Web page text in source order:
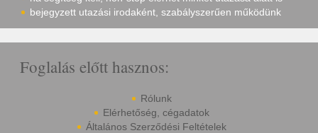
bejegyzett utazási irodaként, szabályszerűen működünk
Foglalás előtt hasznos:
Rólunk
Elérhetőség, cégadatok
Általános Szerződési Feltételek